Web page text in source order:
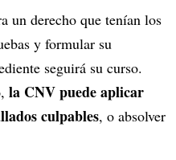
un derecho que tenían los
y formular su
seguirá su curso.
la CNV puede aplicar
culpables, o absolver